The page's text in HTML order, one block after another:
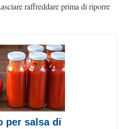
raffreddare prima di riporre
per salsa di